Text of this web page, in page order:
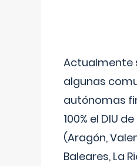
Actualmente
algunas
autónomas
100% el DIU
(Aragón,
Baleares, La